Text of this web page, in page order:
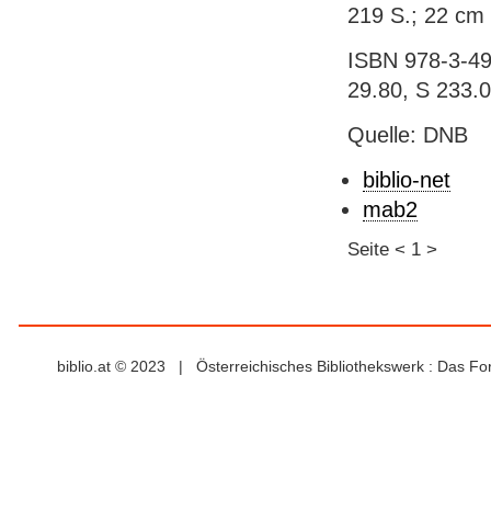
219 S.; 22
ISBN 978-3-
29.80, S
Quelle: DNB
biblio-net
mab2
Seite < 1 >
biblio.at © 2023 | Österreichisches Bibliothekswerk : Das